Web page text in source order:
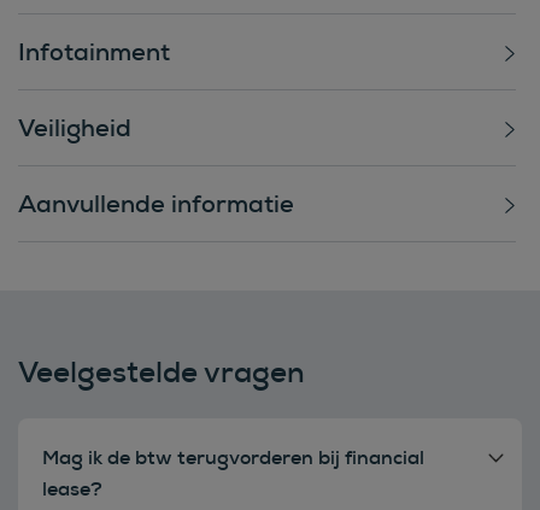
Infotainment
Veiligheid
Aanvullende informatie
Veelgestelde vragen
Mag ik de btw terugvorderen bij financial
lease?